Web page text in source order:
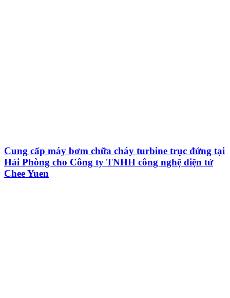
Cung cấp máy bơm chữa cháy turbine trục đứng tại
Hải Phòng cho Công ty TNHH công nghệ điện tử
Chee Yuen